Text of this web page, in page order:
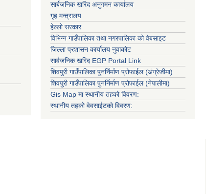
सार्बजनिक खरिद अनुगमन कार्यालय
गृह मन्त्रालय
हेल्लो सरकार
विभिन्न गाउँपालिका तथा नगरपालिका को वेबसाइट
जिल्ला प्रशासन कार्यालय नुवाकोट
सार्वजनिक खरिद EGP Portal Link
शिवपुरी गाउँपालिका पुनर्निर्माण प्रोफाईल (अंग्रेजीमा)
शिवपुरी गाउँपालिका पुनर्निर्माण प्रोफाईल (नेपालीमा)
Gis Map मा स्थानीय तहको विवरण:
स्थानीय तहको वेवसाईटको विवरण: